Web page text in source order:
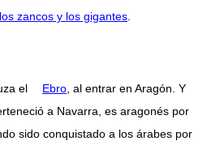
zancos y los gigantes
el Ebro , al entrar en Aragón. Y
a Navarra, es aragonés por
sido conquistado a los árabes por